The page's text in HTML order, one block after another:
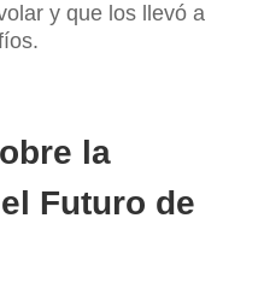
y que los llevó a
la
Futuro de